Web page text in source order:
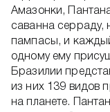
Амазонки,
саванна серраду,
пампасы, и
одному ему
Бразилии
из них 139 видов
на планете.